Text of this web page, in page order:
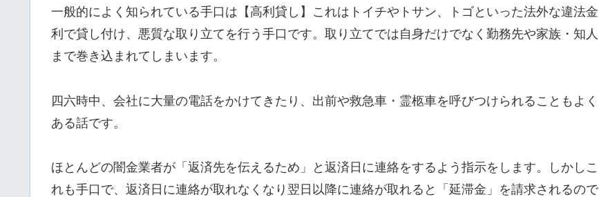
一般的によく知られている手口は【高利貸し】これはトイチやトサン、トゴといった法外な違法金
利で貸し付け、悪質な取り立てを行う手口です。取り立てでは自身だけでなく勤務先や家族・知人
まで巻き込まれてしまいます。
四六時中、会社に大量の電話をかけてきたり、出前や救急車・霊柩車を呼びつけられることもよく
ある話です。
ほとんどの闇金業者が「返済先を伝えるため」と返済日に連絡をするよう指示をします。しかしこ
れも手口で、返済日に連絡が取れなくなり翌日以降に連絡が取れると「延滞金」を請求されるので